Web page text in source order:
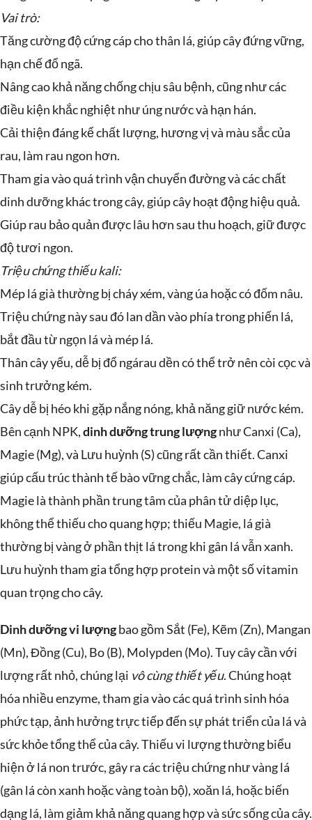
Vai trò:
Tăng cường độ cứng cáp cho thân lá, giúp cây đứng vững,
hạn chế đổ ngã.
Nâng cao khả năng chống chịu sâu bệnh, cũng như các
điều kiện khắc nghiệt như úng nước và hạn hán.
Cải thiện đáng kể chất lượng, hương vị và màu sắc của
rau, làm rau ngon hơn.
Tham gia vào quá trình vận chuyển đường và các chất
dinh dưỡng khác trong cây, giúp cây hoạt động hiệu quả.
Giúp rau bảo quản được lâu hơn sau thu hoạch, giữ được
độ tươi ngon.
Triệu chứng thiếu kali:
Mép lá già thường bị cháy xém, vàng úa hoặc có đốm nâu.
Triệu chứng này sau đó lan dần vào phía trong phiến lá,
bắt đầu từ ngọn lá và mép lá.
Thân cây yếu, dễ bị đổ ngárau dền có thể trở nên còi cọc và
sinh trưởng kém.
Cây dễ bị héo khi gặp nắng nóng, khả năng giữ nước kém.
Bên cạnh NPK,dinh dưỡng trung lượngnhư Canxi (Ca),
Magie (Mg), và Lưu huỳnh (S) cũng rất cần thiết. Canxi
giúp cấu trúc thành tế bào vững chắc, làm cây cứng cáp.
Magie là thành phần trung tâm của phân tử diệp lục,
không thể thiếu cho quang hợp; thiếu Magie, lá già
thường bị vàng ở phần thịt lá trong khi gân lá vẫn xanh.
Lưu huỳnh tham gia tổng hợp protein và một số vitamin
quan trọng cho cây.
Dinh dưỡng vi lượngbao gồm Sắt (Fe), Kẽm (Zn), Mangan
(Mn), Đồng (Cu), Bo (B), Molypden (Mo). Tuy cây cần với
lượng rất nhỏ, chúng lại vô cùng thiết yếu. Chúng hoạt
hóa nhiều enzyme, tham gia vào các quá trình sinh hóa
phức tạp, ảnh hưởng trực tiếp đến sự phát triển của lá và
sức khỏe tổng thể của cây. Thiếu vi lượng thường biểu
hiện ở lá non trước, gây ra các triệu chứng như vàng lá
(gân lá còn xanh hoặc vàng toàn bộ), xoăn lá, hoặc biến
dạng lá, làm giảm khả năng quang hợp và sức sống của cây.